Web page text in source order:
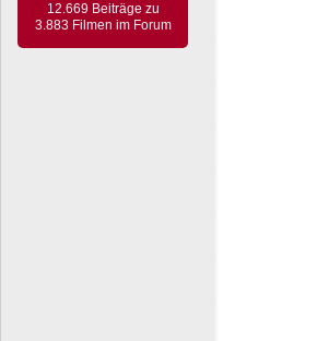
12.669 Beiträge zu
3.883 Filmen im Forum